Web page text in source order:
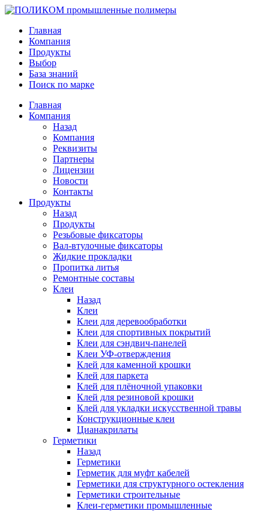
Главная
Компания
Продукты
Выбор
База знаний
Поиск по марке
Главная
Компания
Назад
Компания
Реквизиты
Партнеры
Лицензии
Новости
Контакты
Продукты
Назад
Продукты
Резьбовые фиксаторы
Вал-втулочные фиксаторы
Жидкие прокладки
Пропитка литья
Ремонтные составы
Клеи
Назад
Клеи
Клеи для деревообработки
Клеи для спортивных покрытий
Клеи для сэндвич-панелей
Клеи УФ-отверждения
Клей для каменной крошки
Клей для паркета
Клей для плёночной упаковки
Клей для резиновой крошки
Клей для укладки искусственной травы
Конструкционные клеи
Цианакрилаты
Герметики
Назад
Герметики
Герметик для муфт кабелей
Герметики для структурного остекления
Герметики строительные
Клеи-герметики промышленные